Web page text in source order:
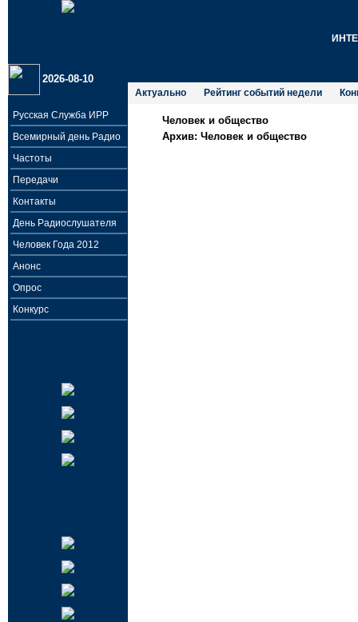
2026-08-10
Актуально Рейтинг событий недели
Русская Служба ИРР
Всемирный день Радио
Частоты
Передачи
Контакты
День Радиослушателя
Человек Года 2012
Анонс
Опрос
Конкурс
Человек и общество
Архив: Человек и общество